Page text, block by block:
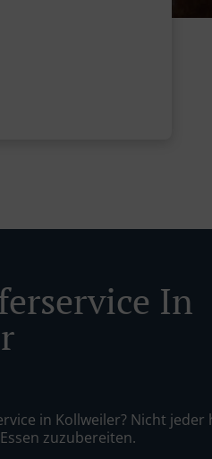
In
in Kollweiler? Nicht jeder
zuzubereiten.